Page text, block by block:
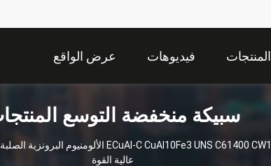
المنتجات فيديوهات عرض الواقع
الافتراضي
سبيكة منخفضة التوسع
عالية القوة